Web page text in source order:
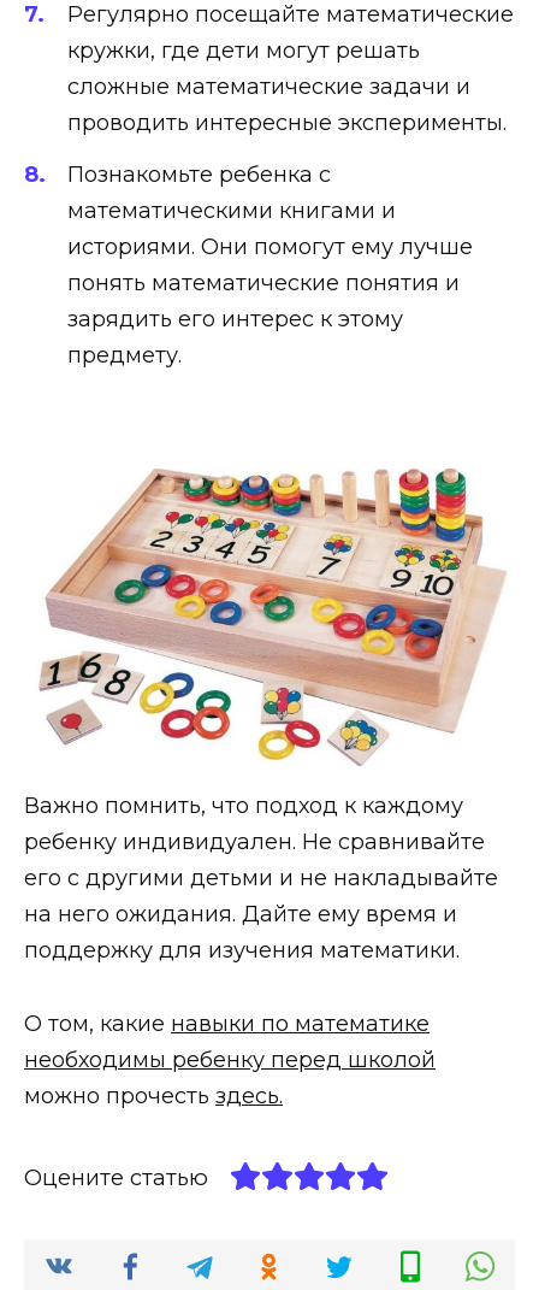
Регулярно посещайте математические
кружки, где дети могут решать
сложные математические задачи и
проводить интересные эксперименты.
Познакомьте ребенка с
математическими книгами и
историями. Они помогут ему лучше
понять математические понятия и
зарядить его интерес к этому
предмету.
Важно помнить, что подход к каждому
ребенку индивидуален. Не сравнивайте
его с другими детьми и не накладывайте
на него ожидания. Дайте ему время и
поддержку для изучения математики.
О том, какие навыки по математике
необходимы ребенку перед школой
можно прочесть здесь.
Оцените статью